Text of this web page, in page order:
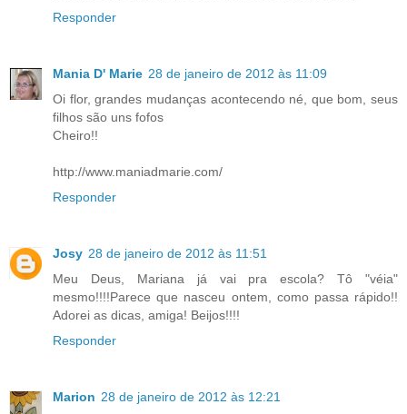
Responder
Mania D' Marie 28 de janeiro de 2012 às 11:09
Oi flor, grandes mudanças acontecendo né, que bom, seus
filhos são uns fofos
Cheiro!!
http://www.maniadmarie.com/
Responder
Josy 28 de janeiro de 2012 às 11:51
Meu Deus, Mariana já vai pra escola? Tô "véia"
mesmo!!!!Parece que nasceu ontem, como passa rápido!!
Adorei as dicas, amiga! Beijos!!!!
Responder
Marion 28 de janeiro de 2012 às 12:21